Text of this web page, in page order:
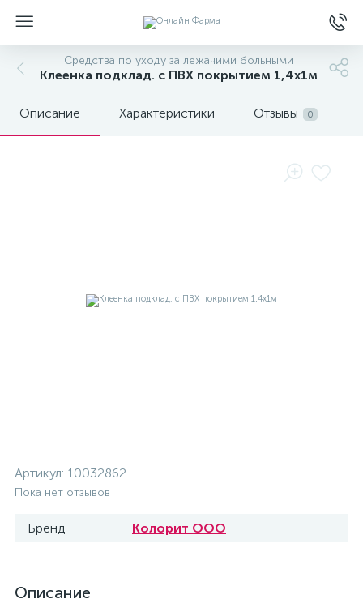
Средства по уходу за лежачими больными
Клеенка подклад. с ПВХ покрытием 1,4х1м
Описание Характеристики Отзывы 0
Артикул: 10032862
Пока нет отзывов
Бренд Колорит ООО
Описание